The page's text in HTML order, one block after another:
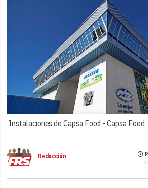
Instalaciones de Capsa Food -Capsa Food
Redacción